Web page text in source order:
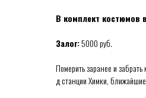
В комплект костюмов
Залог:5000 руб.
Померить заранее и
д станции Химки,